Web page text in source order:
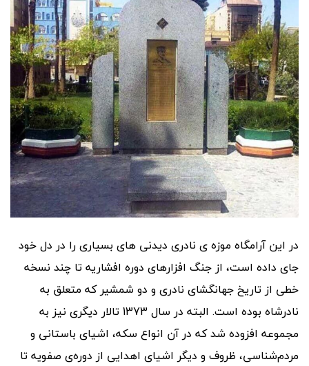
در این آرامگاه موزه ی نادری دیدنی های بسیاری را در دل خود
جای داده است، از جنگ افزارهای دوره افشاریه تا چند نسخه
خطی از تاریخ جهانگشای نادری و دو شمشیر که متعلق به
نادرشاه بوده است. البته در سال 1373 تالار دیگری نیز به
مجموعه افزوده شد که در آن انواع سکه، اشیای باستانی و
مردم‌شناسی، ظروف و دیگر اشیای اهدایی از دوره‌ی صفویه تا